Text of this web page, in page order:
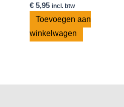
€5,95 incl. btw
Toevoegen aan
winkelwagen